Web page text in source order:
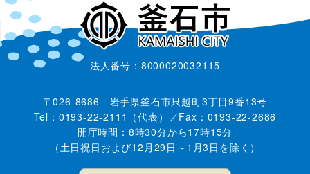
法人番号：8000020032115
〒026-8686 岩手県釜石市只越町3丁目9番13号
Tel：0193-22-2111（代表）／Fax：0193-22-2686
開庁時間：8時30分から17時15分
（土日祝日および12月29日～1月3日を除く）